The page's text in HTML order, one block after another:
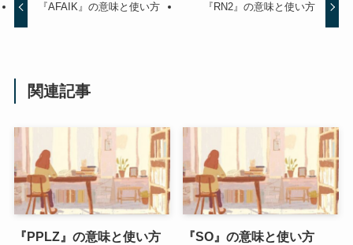
『AFAIK』の意味と使い方 『RN2』の意味と使い方
関連記事
『PPLZ』の意味と使い方 『SO』の意味と使い方